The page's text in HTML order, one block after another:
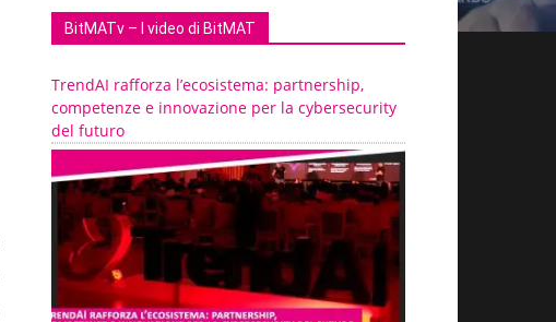
BitMATv – I video di BitMAT
TrendAI rafforza l’ecosistema: partnership,
competenze e innovazione per la cybersecurity
del futuro